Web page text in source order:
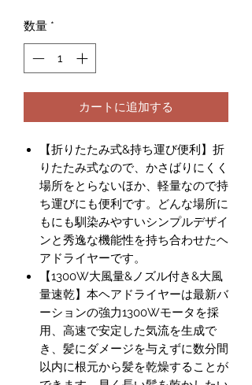
数量 *
カートに追加する
【折りたたみ式&持ち運び便利】折
りたたみ式なので、かさばりにくく
場所をとらないほか、軽量なので持
ち運びにも便利です。どんな場所に
もにも馴染みやすいシンプルデザイ
ンと秀逸な機能性を持ち合わせたヘ
アドライヤーです。
【1300W大風量&ノズル付き&大風
量速乾】本ヘアドライヤーは最新バ
ーションの強力1300Wモータを採
用、高速で安定した気流を生成で
き、髪にダメージを与えずに数分間
以内に根元から髪を乾燥することが